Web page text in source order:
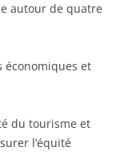
autour de quatre
économiques et
du tourisme et
l’équité